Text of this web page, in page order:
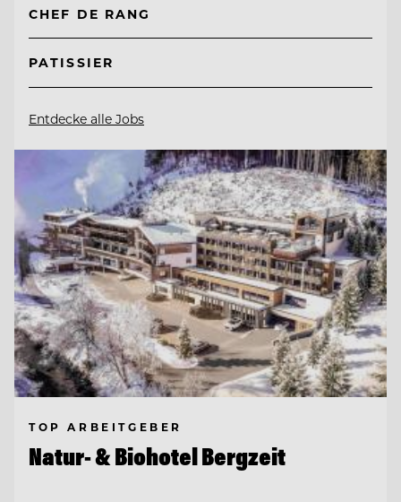
CHEF DE RANG
PATISSIER
Entdecke alle Jobs
TOP ARBEITGEBER
Natur- & Biohotel Bergzeit